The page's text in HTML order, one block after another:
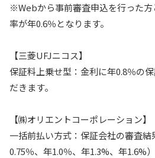
※Webから事前審査申込を行った方
率が年0.6％となります。
【三菱UFJニコス】
保証料上乗せ型：金利に年0.8％の
だきます。
【㈱オリエントコーポレーション】
一括前払い方式：保証会社の審査
0.75％、年1.0％、年1.3%、年1.6%